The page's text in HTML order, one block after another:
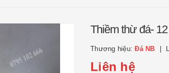
Thiềm thừ đá- 12
Thương hiệu:Đá NB
Liên hệ